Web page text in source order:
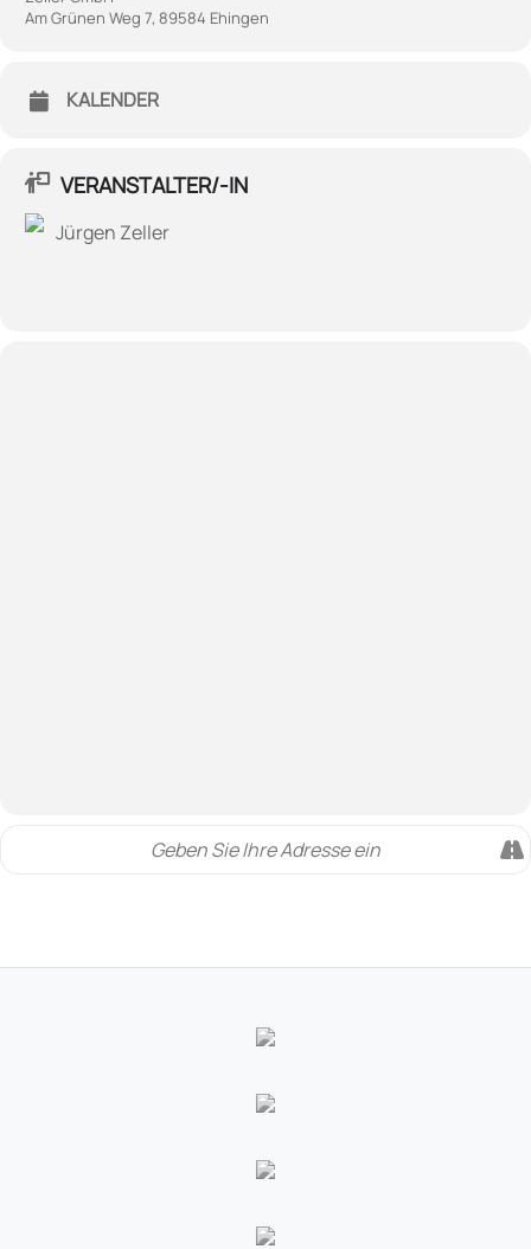
Am Grünen Weg 7, 89584 Ehingen
KALENDER
VERANSTALTER/-IN
Jürgen Zeller